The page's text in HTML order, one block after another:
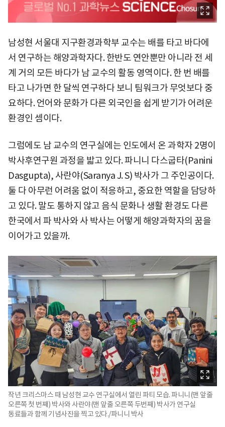
남성현 서울대 지구환경과학부 교수는 배를 타고 바다에
서 연구하는 해양과학자다. 한반도 연안뿐만 아니라 전 세
계 거의 모든 바다가 남 교수의 활동 영역이다. 한 번 배를
타고 나가면 한 달씩 연구하다 보니 팀워크가 무엇보다 중
요하다. 언어와 문화가 다른 외국인을 쉽게 받기가 어려운
환경인 셈이다.
그럼에도 남 교수의 연구실에는 인도에서 온 과학자 2명이
박사후연구원 과정을 밟고 있다. 파니니 다스굽타(Panini
Dasgupta), 사란야(Saranya J. S) 박사가 그 주인공이다.
둘 다 아무런 어려움 없이 적응하고, 중요한 역할을 담당하
고 있다. 말도 통하지 않고 음식 문화나 생활 환경도 다른
한국에서 파 박사와 사 박사는 어떻게 해양과학자의 꿈을
이어가고 있을까.
작년 크리스마스 때 남성현 교수 연구실에서 열린 파티 모습. 파니니(맨 앞줄
오른쪽 첫 번째) 박사와 사란야(맨 앞줄 오른쪽 두번째) 박사가 연구실
동료들과 함께 기념사진을 찍고 있다./파니니 박사